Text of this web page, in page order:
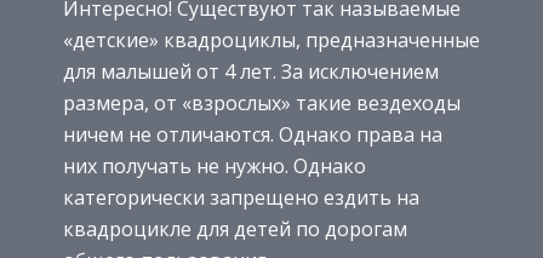
Интересно! Существуют так называемые
«детские» квадроциклы, предназначенные
для малышей от 4 лет. За исключением
размера, от «взрослых» такие вездеходы
ничем не отличаются. Однако права на
них получать не нужно. Однако
категорически запрещено ездить на
квадроцикле для детей по дорогам